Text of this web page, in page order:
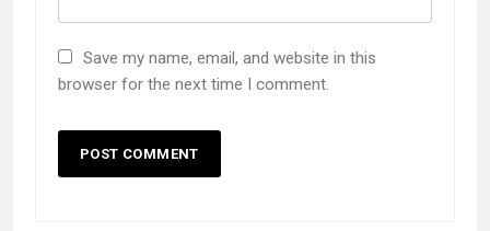
Save my name, email, and website in this
browser for the next time I comment.